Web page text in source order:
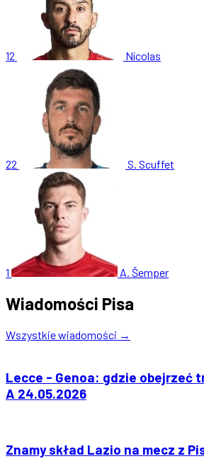
12 Nícolas
22 S. Scuffet
1 A. Šemper
Wiadomości Pisa
Wszystkie wiadomości →
Lecce - Genoa: gdzie obejrzeć
A 24.05.2026
Znamy skład Lazio na mecz z